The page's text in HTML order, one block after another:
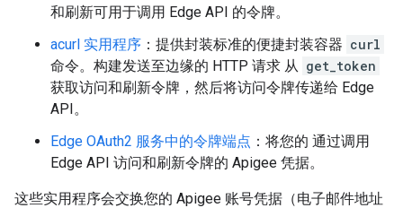
和刷新可用于调用 Edge API 的令牌。
acurl 实用程序 ：提供封装标准的便捷封装容器 curl
命令。构建发送至边缘的 HTTP 请求 从 get_token
获取访问和刷新令牌，然后将访问令牌传递给 Edge
API。
Edge OAuth2 服务中的令牌端点 ：将您的 通过调用
Edge API 访问和刷新令牌的 Apigee 凭据。
这些实用程序会交换您的 Apigee 账号凭据（电子邮件地址